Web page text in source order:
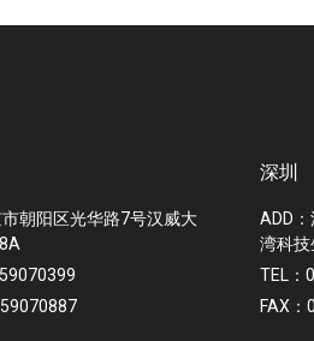
能，将故障风险降至最低，优化
朝阳区光华路7号汉威大
深圳
ADD
湾科
TEL：
FAX